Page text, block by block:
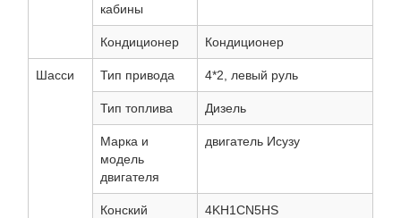
кабины
Кондиционер Кондиционер
Шасси Тип привода 4*2, левый руль
Тип топлива Дизель
Марка и
модель
двигателя
двигатель Исузу
Конский
4KH1CN5HS